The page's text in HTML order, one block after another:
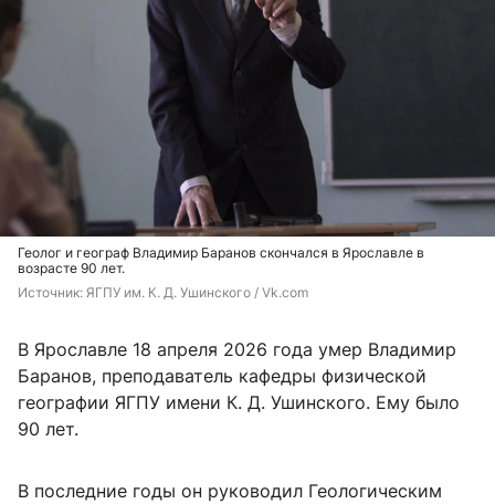
Геолог и географ Владимир Баранов скончался в Ярославле в
возрасте 90 лет.
Источник: ЯГПУ им. К. Д. Ушинского / Vk.com
В Ярославле 18 апреля 2026 года умер Владимир
Баранов, преподаватель кафедры физической
географии ЯГПУ имени К. Д. Ушинского. Ему было
90 лет.
В последние годы он руководил Геологическим